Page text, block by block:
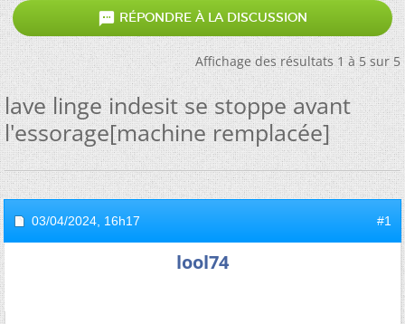
 RÉPONDRE À LA DISCUSSION
Affichage des résultats 1 à 5 sur 5
lave linge indesit se stoppe avant
l'essorage[machine remplacée]
03/04/2024, 16h17 #1
lool74